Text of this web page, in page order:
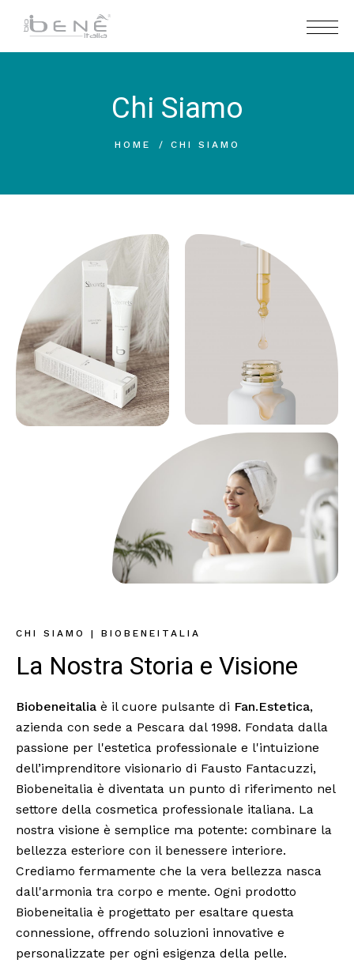
Chi Siamo
HOME CHI SIAMO
CHI SIAMO | BIOBENEITALIA
La Nostra Storia e Visione
Biobeneitalia è il cuore pulsante di Fan.Estetica,
azienda con sede a Pescara dal 1998. Fondata dalla
passione per l'estetica professionale e l'intuizione
dell’imprenditore visionario di Fausto Fantacuzzi,
Biobeneitalia è diventata un punto di riferimento nel
settore della cosmetica professionale italiana. La
nostra visione è semplice ma potente: combinare la
bellezza esteriore con il benessere interiore.
Crediamo fermamente che la vera bellezza nasca
dall'armonia tra corpo e mente. Ogni prodotto
Biobeneitalia è progettato per esaltare questa
connessione, offrendo soluzioni innovative e
personalizzate per ogni esigenza della pelle.